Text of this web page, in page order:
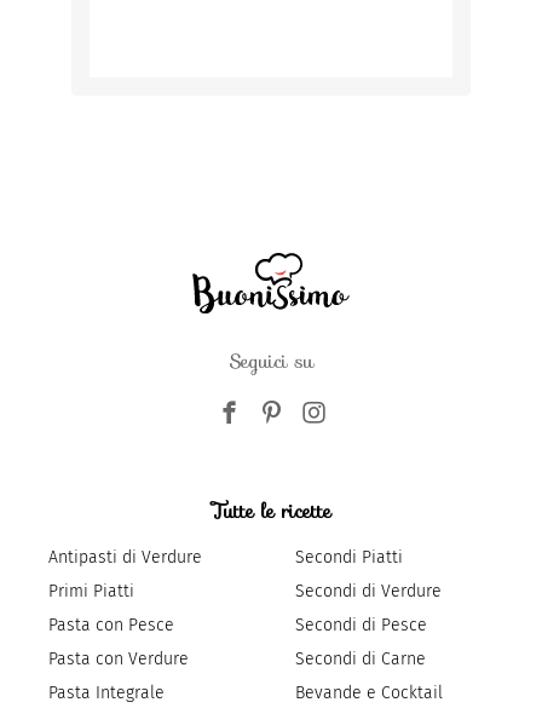
Seguici su
Tutte le ricette
Antipasti di Verdure
Primi Piatti
Pasta con Pesce
Pasta con Verdure
Pasta Integrale
Secondi Piatti
Secondi di Verdure
Secondi di Pesce
Secondi di Carne
Bevande e Cocktail